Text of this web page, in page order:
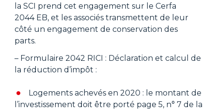
la SCI prend cet engagement sur le Cerfa
2044 EB, et les associés transmettent de leur
côté un engagement de conservation des
parts.
– Formulaire 2042 RICI : Déclaration et calcul de
la réduction d’impôt :
Logements achevés en 2020 : le montant de
l’investissement doit être porté page 5, n° 7 de la